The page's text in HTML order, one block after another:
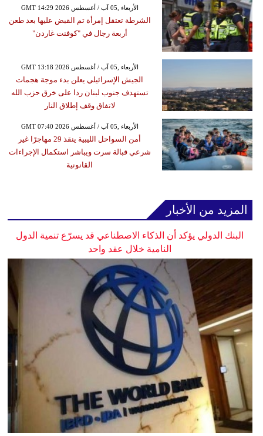
GMT 14:29 2026 الأربعاء ,05 آب / أغسطس
الشرطة تعتقل إمرأة تم القبض عليها بعد طعن
أربعة رجال في "كوفنت غاردن"
GMT 13:18 2026 الأربعاء ,05 آب / أغسطس
الجيش الإسرائيلي يعلن بدء موجة هجمات
تستهدف جنوب لبنان ردا على خرق حزب الله
لاتفاق وقف إطلاق النار
GMT 07:40 2026 الأربعاء ,05 آب / أغسطس
أمن السواحل الليبية ينقذ 29 مهاجرًا غير
شرعي قبالة سرت ويباشر استكمال الإجراءات
القانونية
المزيد من الأخبار
البنك الدولي يؤكد أن الذكاء الاصطناعي قد يسرّع تنمية الدول
النامية خلال عقد واحد